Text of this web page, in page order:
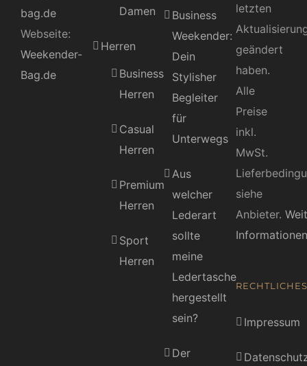
bag.de
Webseite:
Weekender-
Bag.de
Damen
Herren
Business
Herren
Casual
Herren
Premium
Herren
Sport
Herren
Business
Weekender:
Dein
Stylisher
Begleiter
für
Unterwegs
Aus
welcher
Lederart
sollte
meine
Ledertasche
hergestellt
sein?
Der
letzten
geändert
haben.
Alle
Preise
inkl.
MwSt.
siehe
Anbieter.
Informationen
RECHTLICHES
Impressum